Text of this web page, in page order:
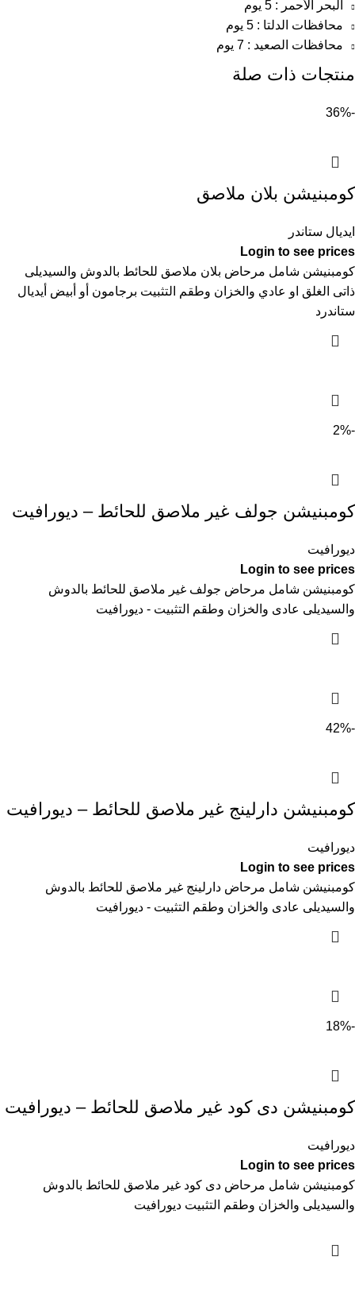
البحر الأحمر : 5 يوم
محافظات الدلتا : 5 يوم
محافظات الصعيد : 7 يوم
منتجات ذات صلة
-36%
كومبنيشن بلان ملاصق
ايديال ستاندر
Login to see prices
كومبنيشن شامل مرحاض بلان ملاصق للحائط بالدوش والسيديلى
ذاتى الغلق او عادي والخزان وطقم التثبيت برجامون أو أبيض أيديال
ستاندرد
-2%
كومبنيشن جولف غير ملاصق للحائط – ديورافيت
ديورافيت
Login to see prices
كومبنيشن شامل مرحاض جولف غير ملاصق للحائط بالدوش
والسيديلى عادى والخزان وطقم التثبيت - ديورافيت
-42%
كومبنيشن دارلينج غير ملاصق للحائط – ديورافيت
ديورافيت
Login to see prices
كومبنيشن شامل مرحاض دارلينج غير ملاصق للحائط بالدوش
والسيديلى عادى والخزان وطقم التثبيت - ديورافيت
-18%
كومبنيشن دى كود غير ملاصق للحائط – ديورافيت
ديورافيت
Login to see prices
كومبنيشن شامل مرحاض دى كود غير ملاصق للحائط بالدوش
والسيديلى والخزان وطقم التثبيت ديورافيت